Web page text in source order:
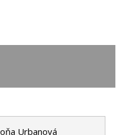
Urbanová